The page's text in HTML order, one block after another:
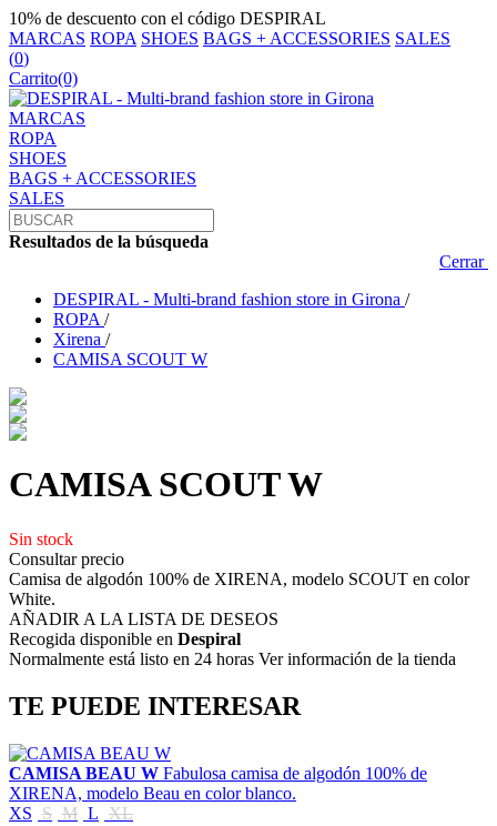
10% de descuento con el código DESPIRAL
MARCAS ROPA SHOES BAGS + ACCESSORIES SALES
(0)
Carrito(0)
MARCAS
ROPA
SHOES
BAGS + ACCESSORIES
SALES
Resultados de la búsqueda
Cerrar
DESPIRAL - Multi-brand fashion store in Girona /
ROPA /
Xirena /
CAMISA SCOUT W
CAMISA SCOUT W
Sin stock
Consultar precio
Camisa de algodón 100% de XIRENA, modelo SCOUT en color
White.
AÑADIR A LA LISTA DE DESEOS
Recogida disponible en Despiral
Normalmente está listo en 24 horas Ver información de la tienda
TE PUEDE INTERESAR
CAMISA BEAU W Fabulosa camisa de algodón 100% de
XIRENA, modelo Beau en color blanco.
XS S M L XL